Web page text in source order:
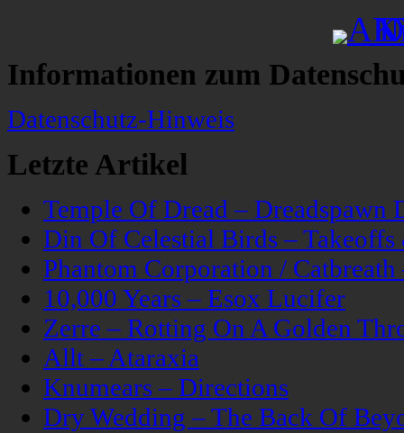
Informationen zum
Datenschutz-Hinweis
Letzte Artikel
Temple Of Dread – Dreadspawn
Din Of Celestial Birds –
Phantom Corporation /
10,000 Years – Esox Lucifer
Zerre – Rotting On A Golden
Allt – Ataraxia
Knumears – Directions
Dry Wedding – The Back Of